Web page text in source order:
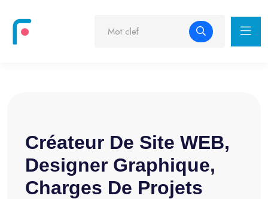
Créateur De Site WEB,
Designer Graphique,
Charges De Projets